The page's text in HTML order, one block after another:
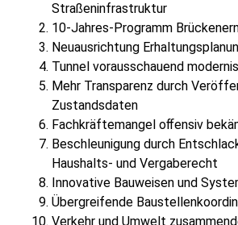
Straßeninfrastruktur
10-Jahres-Programm
Neuausrichtung
Tunnel vorausschauend
Mehr Transparenz durch
Zustandsdaten
Fachkräftemangel oﬀensiv
Beschleunigung durch
Haushalts- und Vergaberecht
Innovative Bauweisen und
Übergreifende
Verkehr und Umwelt